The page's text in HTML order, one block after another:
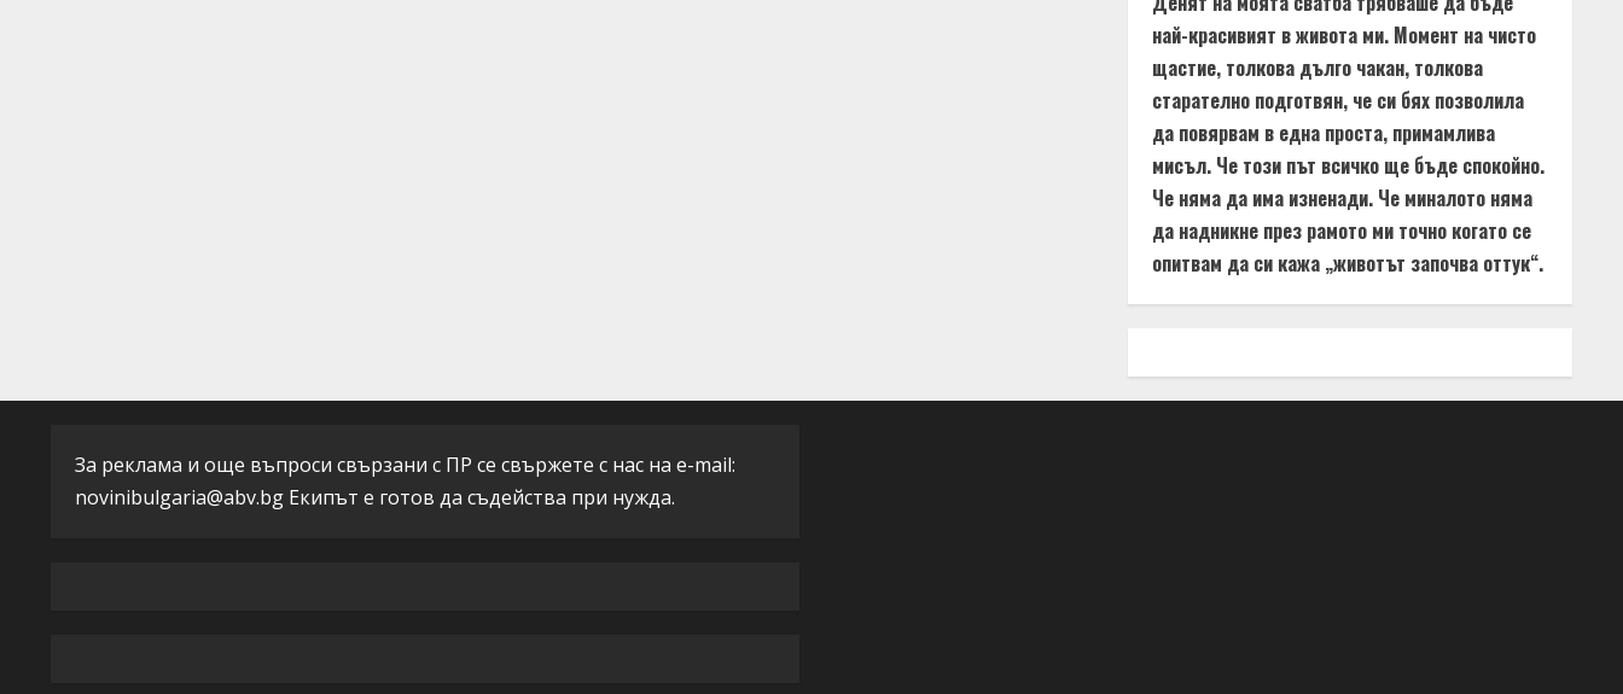
d
i
n
най-красивият в живота ми. Момент на чисто
щастие, толкова дълго чакан, толкова
старателно подготвян, че си бях позволила
да повярвам в една проста, примамлива
мисъл. Че този път всичко ще бъде спокойно.
Че няма да има изненади. Че миналото няма
да надникне през рамото ми точно когато се
опитвам да си кажа „животът започва оттук“.
За реклама и още въпроси свързани с ПР се свържете с нас на e-mail:
novinibulgaria@abv.bg Екипът е готов да съдейства при нужда.